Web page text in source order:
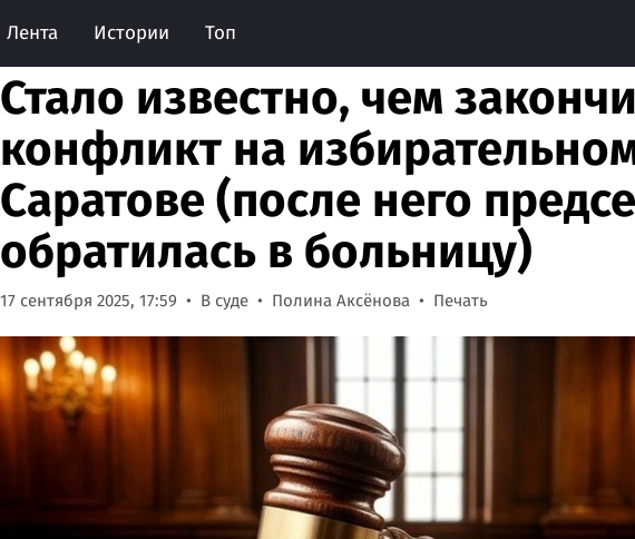
Лента Истории Топ
Стало известно, чем
конфликт на
Саратове (после него
обратилась в больницу)
17 сентября 2025, 17:59 В суде Полина Аксёнова Печать